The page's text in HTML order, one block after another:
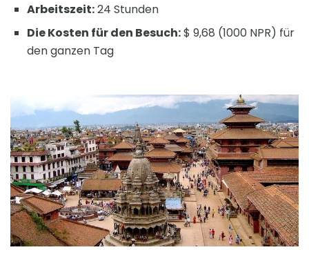
Arbeitszeit:24 Stunden
Die Kosten für den Besuch:$ 9,68 (1000 NPR) für
den ganzen Tag